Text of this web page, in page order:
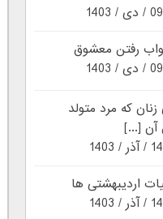
رفتن معشوق
زنان که مرد متولد
آن [...]
اردیبهشتی ها